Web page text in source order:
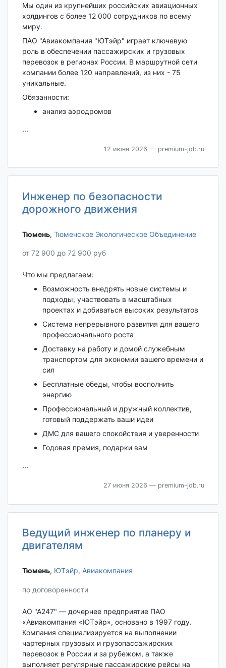
Мы один из крупнейших российских авиационных
холдингов с более 12 000 сотрудников по всему
миру.
ПАО "Авиакомпания "ЮТэйр" играет ключевую
роль в обеспечении пассажирских и грузовых
перевозок в регионах России. В маршрутной сети
компании более 120 направлений, из них - 75
уникальные.
Обязанности:
анализ аэродромов
...
12 июня 2026 — premium-job.ru
Инженер по безопасности
дорожного движения
Тюмень‎, Тюменское Экологическое Объединение
от 72 900 до 72 900 руб
Что мы предлагаем:
Возможность внедрять новые системы и
подходы, участвовать в масштабных
проектах и добиваться высоких результатов
Система непрерывного развития для вашего
профессионального роста
Доставку на работу и домой служебным
транспортом для экономии вашего времени и
сил
Бесплатные обеды, чтобы восполнить
энергию
Профессиональный и дружный коллектив,
готовый поддержать ваши идеи
ДМС для вашего спокойствия и уверенности
Годовая премия, подарки вам
...
27 июня 2026 — premium-job.ru
Ведущий инженер по планеру и
двигателям
Тюмень‎, ЮТэйр, Авиакомпания
по договоренности
АО "А247" — дочернее предприятие ПАО
«Авиакомпания «ЮТэйр», основано в 1997 году.
Компания специализируется на выполнении
чартерных грузовых и грузопассажирских
перевозок в России и за рубежом, а также
выполняет регулярные пассажирские рейсы на